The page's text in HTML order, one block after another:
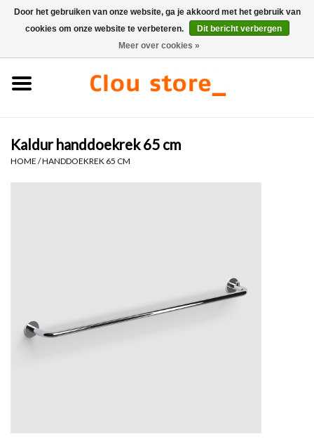
0 Artikelen - €0,00
Fonteinsets
Fonteinen
Spiegels
Kaldur handdoekrek 65 cm
HOME /HANDDOEKREK 65 CM
Door het gebruiken van onze website, ga je akkoord met het gebruik van
cookies om onze website te verbeteren.
Dit bericht verbergen
Meer over cookies »